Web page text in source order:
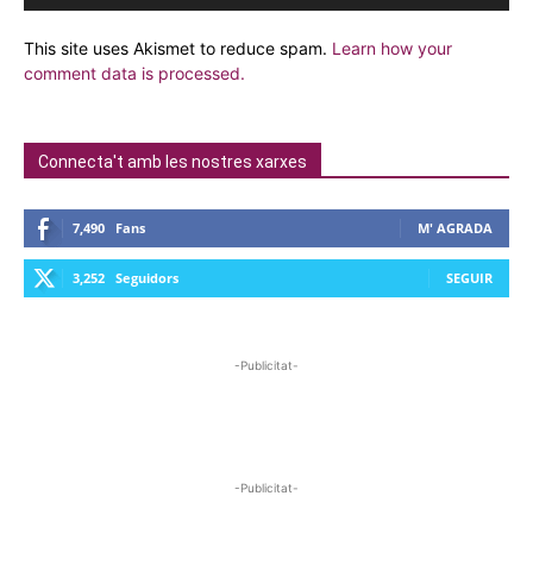
This site uses Akismet to reduce spam. Learn how your
comment data is processed.
Connecta't amb les nostres xarxes
7,490 Fans M' AGRADA
3,252 Seguidors SEGUIR
-Publicitat-
-Publicitat-